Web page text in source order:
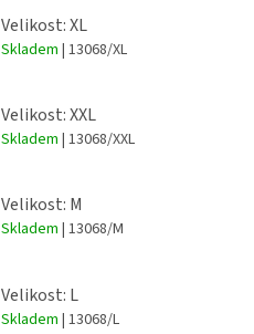
Velikost: XL
Skladem | 13068/XL
Velikost: XXL
Skladem | 13068/XXL
Velikost: M
Skladem | 13068/M
Velikost: L
Skladem | 13068/L